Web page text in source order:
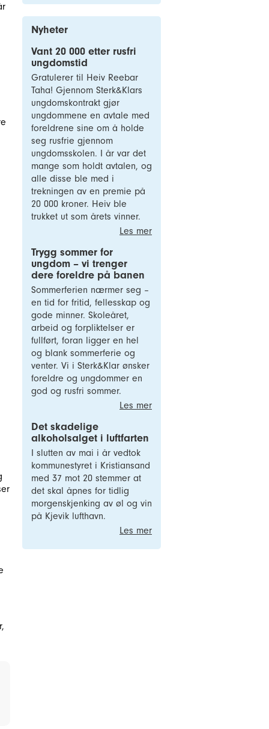
Nyheter
Vant 20 000 etter rusfri
ungdomstid
Gratulerer til Heiv Reebar
Taha! Gjennom Sterk&Klars
ungdomskontrakt gjør
ungdommene en avtale med
foreldrene sine om å holde
seg rusfrie gjennom
ungdomsskolen. I år var det
mange som holdt avtalen, og
alle disse ble med i
trekningen av en premie på
20 000 kroner. Heiv ble
trukket ut som årets vinner.
Les mer
Trygg sommer for
ungdom – vi trenger
dere foreldre på banen
Sommerferien nærmer seg –
en tid for fritid, fellesskap og
gode minner. Skoleåret,
arbeid og forpliktelser er
fullført, foran ligger en hel
og blank sommerferie og
venter. Vi i Sterk&Klar ønsker
foreldre og ungdommer en
god og rusfri sommer.
Les mer
Det skadelige
alkoholsalget i luftfarten
I slutten av mai i år vedtok
kommunestyret i Kristiansand
med 37 mot 20 stemmer at
det skal åpnes for tidlig
morgenskjenking av øl og vin
på Kjevik lufthavn.
Les mer